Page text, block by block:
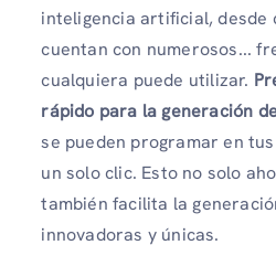
inteligencia artificial, desde
cuentan con numerosos...
cualquiera puede utilizar.
rápido para la generación
se pueden programar en
un solo clic. Esto no solo
también facilita la
innovadoras y únicas.